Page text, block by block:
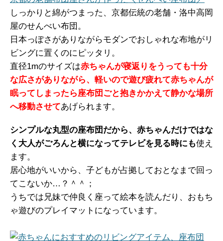
しっかりと綿がつまった、京都伝統の老舗・洛中高岡
屋のせんべい布団。
日本っぽさがありながらモダンでおしゃれな布地がリ
ビングに置くのにピッタリ。
直径1mのサイズは赤ちゃんが寝返りをうっても十分
な広さがありながら、軽いので遊び疲れて赤ちゃんが
眠ってしまったら座布団ごと抱きかかえて静かな場所
へ移動させてあげられます。
シンプルな丸型の座布団だから、赤ちゃんだけではな
く大人がごろんと横になってテレビを見る時にも使え
ます。
居心地がいいから、子どもが占拠しておとなまで回っ
てこないか…？＾＾；
うちでは兄妹で仲良く座って絵本を読んだり、おもち
ゃ遊びのプレイマットになっています。